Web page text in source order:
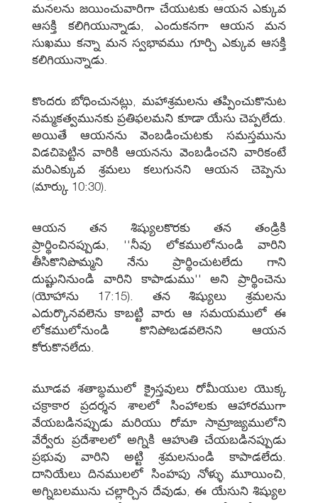
మనలను జయించువారిగా చేయుటకు ఆయన ఎక్కువ
ఆసక్తి కలిగియున్నాడు, ఎందుకనగా ఆయన మన
సుఖము కన్నా మన స్వభావము గూర్చి ఎక్కువ ఆసక్తి
కలిగియున్నాడు.
కొందరు బోధించునట్లు, మహాశ్రమలను తప్పించుకొనుట
నమ్మకత్వమునకు ప్రతిఫలమని కూడా యేసు చెప్పలేదు.
అయితే ఆయనను వెంబడించుటకు సమస్తమును
విడచిపెట్టిన వారికి ఆయనను వెంబడించని వారికంటే
మరిఎక్కువ శ్రమలు కలుగునని ఆయన చెప్పెను
(మార్కు 10:30).
ఆయన తన శిష్యులకొరకు తన తండ్రికి
ప్రార్థించినప్పుడు, ''నీవు లోకములోనుండి వారిని
తీసికొనిపొమ్మని నేను ప్రార్థించుటలేదు గాని
దుష్టునినుండి వారిని కాపాడుము'' అని ప్రార్థించెను
(యోహాను 17:15). తన శిష్యులు శ్రమలను
ఎదుర్కొనవలెను కాబట్టి వారు ఆ సమయములో ఈ
లోకములోనుండి కొనిపోబడవలెనని ఆయన
కోరుకొనలేదు.
మూడవ శతాబ్ధములో క్రైస్తవులు రోమీయుల యొక్క
చక్రాకార ప్రదర్శన శాలలో సింహాలకు ఆహారముగా
వేయబడినప్పుడు మరియు రోమా సామ్రాజ్యములోని
వేర్వేరు ప్రదేశాలలో అగ్నికి ఆహుతి చేయబడినప్పుడు
ప్రభువు వారిని అట్టి శ్రమలనుండి కాపాడలేదు.
దానియేలు దినములలో సింహపు నోళ్ళు మూయించి,
అగ్నిబలమును చల్లార్చిన దేవుడు, ఈ యేసుని శిష్యుల